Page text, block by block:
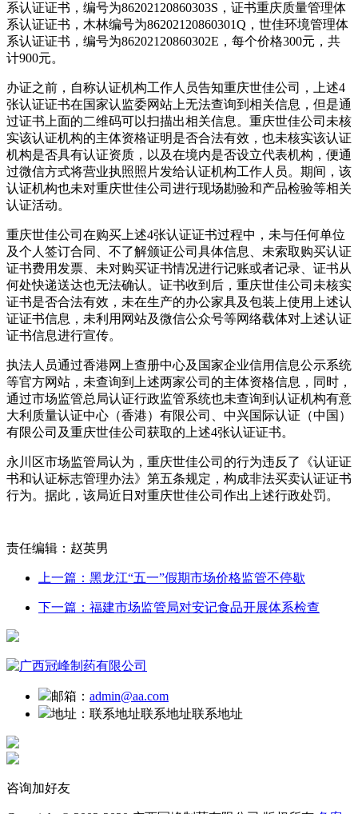
系认证证书，编号为86202120860303S，证书重庆质量管理体
系认证证书，木林编号为86202120860301Q，世佳环境管理体
系认证证书，编号为86202120860302E，每个价格300元，共
计900元。
办证之前，自称认证机构工作人员告知重庆世佳公司，上述4
张认证证书在国家认监委网站上无法查询到相关信息，但是通
过证书上面的二维码可以扫描出相关信息。重庆世佳公司未核
实该认证机构的主体资格证明是否合法有效，也未核实该认证
机构是否具有认证资质，以及在境内是否设立代表机构，便通
过微信方式将营业执照照片发给认证机构工作人员。期间，该
认证机构也未对重庆世佳公司进行现场勘验和产品检验等相关
认证活动。
重庆世佳公司在购买上述4张认证证书过程中，未与任何单位
及个人签订合同、不了解颁证公司具体信息、未索取购买认证
证书费用发票、未对购买证书情况进行记账或者记录、证书从
何处快递送达也无法确认。证书收到后，重庆世佳公司未核实
证书是否合法有效，未在生产的办公家具及包装上使用上述认
证证书信息，未利用网站及微信公众号等网络载体对上述认证
证书信息进行宣传。
执法人员通过香港网上查册中心及国家企业信用信息公示系统
等官方网站，未查询到上述两家公司的主体资格信息，同时，
通过市场监管总局认证行政监管系统也未查询到认证机构有意
大利质量认证中心（香港）有限公司、中兴国际认证（中国）
有限公司及重庆世佳公司获取的上述4张认证证书。
永川区市场监管局认为，重庆世佳公司的行为违反了《认证证
书和认证标志管理办法》第五条规定，构成非法买卖认证证书
行为。据此，该局近日对重庆世佳公司作出上述行政处罚。
责任编辑：赵英男
上一篇：黑龙江“五一”假期市场价格监管不停歇
下一篇：福建市场监管局对安记食品开展体系检查
邮箱： admin@aa.com
地址： 联系地址联系地址联系地址
咨询加好友